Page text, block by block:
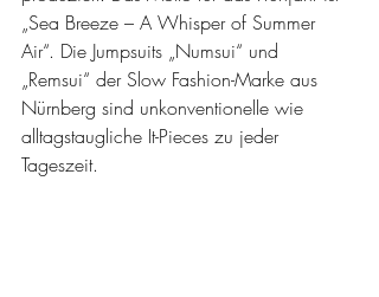
„Sea Breeze – A Whisper of Summer
Air“. Die Jumpsuits „Numsui“ und
„Remsui“ der Slow Fashion-Marke aus
Nürnberg sind unkonventionelle wie
alltagstaugliche It-Pieces zu jeder
Tageszeit.